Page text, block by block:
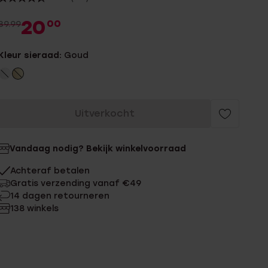
20 00
sieraad: Goud
Uitverkocht
Vandaag nodig? Bekijk winkelvoorraad
Achteraf betalen
Gratis verzending vanaf €49
14 dagen retourneren
138 winkels